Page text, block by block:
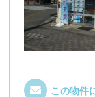
この物件